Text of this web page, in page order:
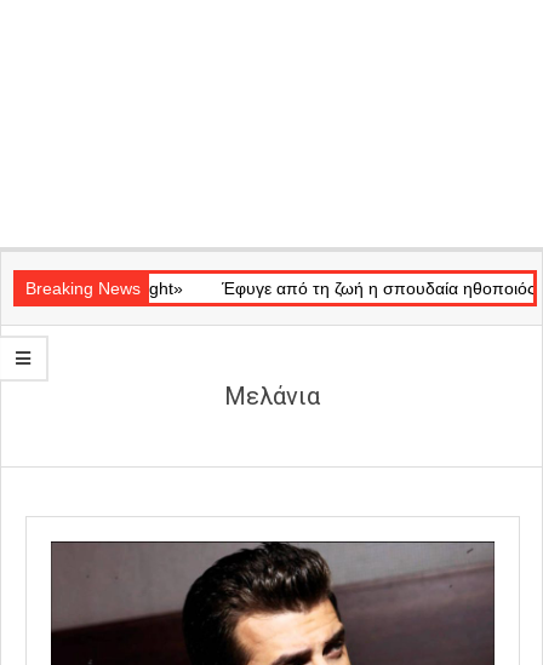
Navigation
Menu
Breaking News
«Ray of Light» Έφυγε από τη ζωή η σπουδαία ηθοποιός Μάρω
Μελάνια